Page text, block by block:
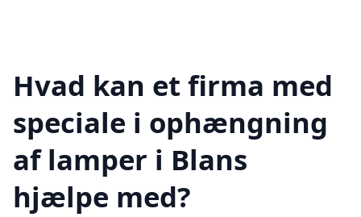
Hvad kan et firma med
speciale i ophængning
af lamper i Blans
hjælpe med?